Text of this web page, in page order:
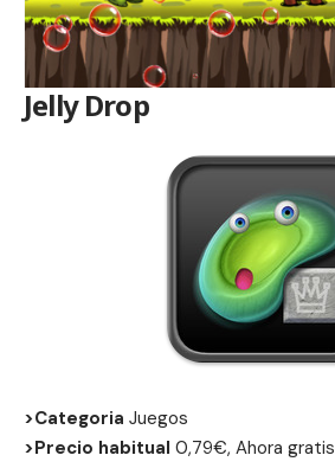
Jelly Drop
>Categoria Juegos
>Precio habitual 0,79€, Ahora gratis